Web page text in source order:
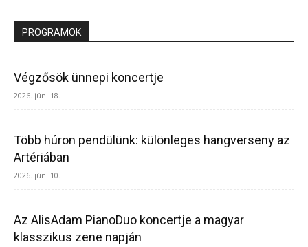
PROGRAMOK
Végzősök ünnepi koncertje
2026. jún. 18.
Több húron pendülünk: különleges hangverseny az
Artériában
2026. jún. 10.
Az AlisAdam PianoDuo koncertje a magyar
klasszikus zene napján